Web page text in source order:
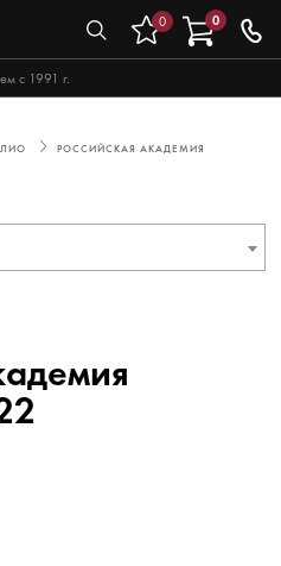
с 1991 г.
0 0
РОССИЙСКАЯ АКАДЕМИЯ